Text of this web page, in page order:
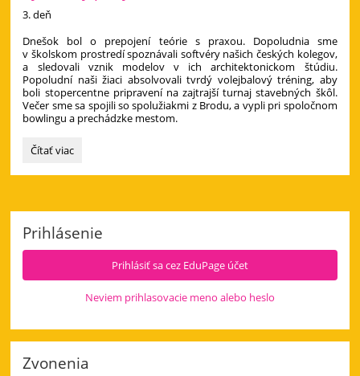
nové
aj
zážitky:
3. deň
​Dnešok bol o prepojení teórie s praxou. Dopoludnia sme
v školskom prostredí spoznávali softvéry našich českých kolegov,
a sledovali vznik modelov v ich architektonickom štúdiu.
Popoludní naši žiaci absolvovali tvrdý volejbalový tréning, aby
boli stopercentne pripravení na zajtrajší turnaj stavebných škôl.
Večer sme sa spojili so spolužiakmi z Brodu, a vypli pri spoločnom
bowlingu a prechádzke mestom.
Výmenný
Havlíčkův
a
4.
Čítať viac
Prihlásenie
Prihlásiť sa cez EduPage účet
Neviem prihlasovacie meno alebo heslo
Zvonenia